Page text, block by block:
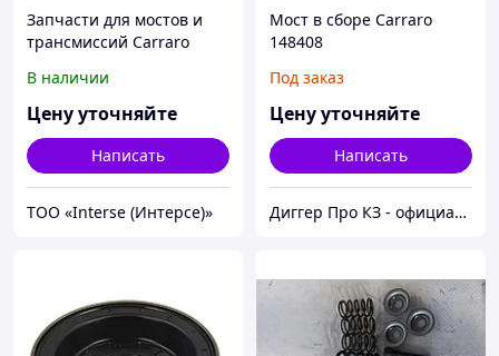
Запчасти для мостов и
трансмиссий Carraro
В наличии
Цену уточняйте
Написать
ТОО «Interse (Интерсе)»
Мост в сборе Carraro
148408
Под заказ
Цену уточняйте
Написать
Диггер Про КЗ - официальный представитель CARRARO и DANA SPICER